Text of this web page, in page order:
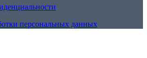
персональных данных